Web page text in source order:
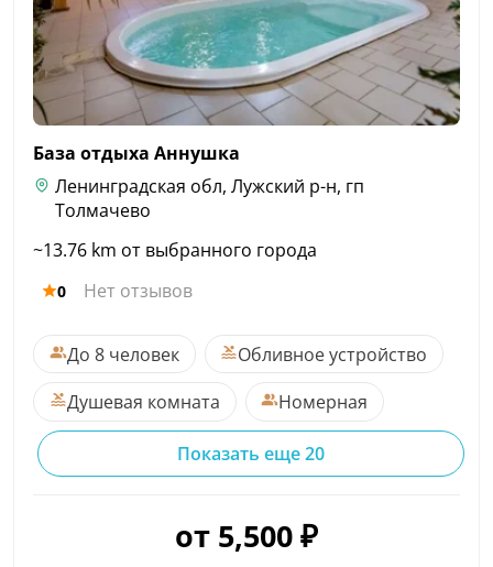
База отдыха Аннушка
Ленинградская обл, Лужский р-н, гп
Толмачево
~13.76 km от выбранного города
0 Нет отзывов
До 8 человек
Обливное устройство
Душевая комната
Номерная
Показать еще 20
от 5,500 ₽